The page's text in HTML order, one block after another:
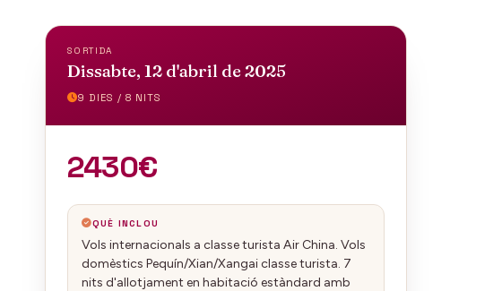
SORTIDA
Dissabte, 12 d'abril de 2025
9 DIES / 8 NITS
2430€
QUÈ INCLOU
Vols internacionals a classe turista Air China. Vols
domèstics Pequín/Xian/Xangai classe turista. 7
nits d'allotjament en habitació estàndard amb